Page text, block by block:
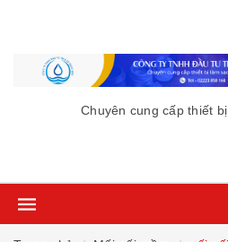
Chuyên cung cấp thiết